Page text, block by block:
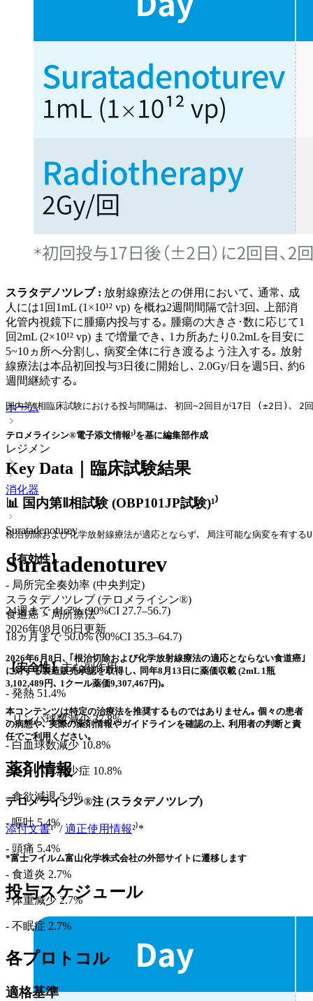
スラタデノツレブ : 放射線療法との併用において､ 通常､ 成
人には1回1mL (1×10¹² vp) を概ね2週間間隔で計3回､ 上部消
化管内視鏡下に腫瘍内投与する｡ 腫瘍の大きさ･数に応じて1
回2mL (2×10¹² vp) まで増量でき､ 1カ所あたり0.2mLを目安に
5~10ヵ所へ分割し､ 病変全体に行き渡るよう注入する｡ 放射
線療法は本品初回投与3日後に開始し､ 2.0Gy/日を週5日､ 約6
週間継続する｡
国内第Ⅱ相臨床試験における投与間隔は､ 初回~2回目が17日 (±2日)､
テロメライシン®電子添文情報¹⁾を基に編集部作成
Key Data｜臨床試験結果
📊 国内第Ⅱ相試験 (OBP101JP試験)¹⁾
根治切除および化学放射線療法が適応とならず､ 局注可能な病変を有
【有効性】
- 局所完全奏効率 (中央判定)
24週まで 41.7% (90%CI 27.7–56.7)
18ヵ月まで 50.0% (90%CI 35.3–64.7)
【安全性】主な副作用
- 発熱 51.4%
- リンパ球数減少 37.8%
- 白血球数減少 10.8%
- リンパ球減少症 10.8%
- 食欲減退 5.4%
- 嘔吐 5.4%
- 頭痛 5.4%
- 食道炎 2.7%
- 体重減少 2.7%
- 不眠症 2.7%
各プロトコル
適格基準
ホーム
レジメン
消化器
Suratadenoturev
Suratadenoturev
スラタデノツレブ (テロメライシン®)
食道癌 > 局所療法
2026年08月06日 更新
2026年6月8日､ ｢根治切除および化学放射線療法の適応とならない食道癌｣
に対する製造販売承認を取得し､ 同年8月13日に薬価収載 (2mL 1瓶
3,102,489円､ 1クール薬価9,307,467円)｡
本コンテンツは特定の治療法を推奨するものではありません｡ 個々の患者
の病態や､ 実際の薬剤情報やガイドラインを確認の上､ 利用者の判断と責
任でご利用ください｡
薬剤情報
テロメライシン®注 (スラタデノツレブ)
添付文書¹⁾ /適正使用情報²⁾*
*富士フイルム富山化学株式会社の外部サイトに遷移します
投与スケジュール